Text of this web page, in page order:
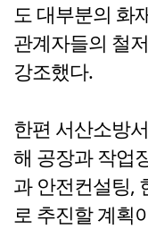
도 대부분의 화
관계자들의 철
강조했다.
한편 서산소방
해 공장과 작업
과 안전컨설팅,
로 추진할 계획